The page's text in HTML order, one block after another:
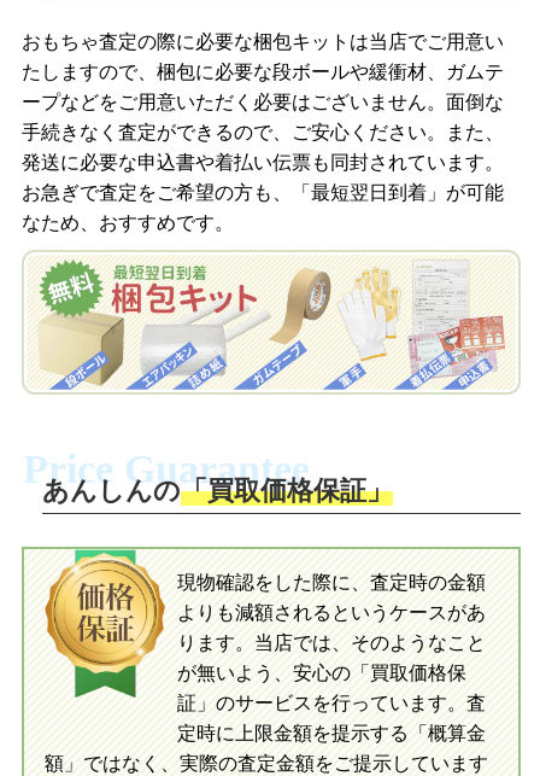
商品を撮影して、査定フォームから画像
を送信します。
梱包キットをメールで申し込み
査定結果をメールで確認し、梱包キット
を申し込みます。梱包キットは送料無料
でお届けします。
自宅でおもちゃを発送・梱包
梱包キットに同封する発送ガイドの手順
送。当店へ無料で発送いただけます。
入金完了
当店に査定したおもちゃがご到着後、ご
指定の口座に即日入金可能です。
買取の流れ 写真の撮影方法
「ジョニージョイLINE査定」を友だちに
追加し、スマートフォンなどのカメラで
撮影したおもちゃの写真をトーク中に送
信します。
梱包キットをLINEで申し込み
査定結果をLINEで確認し、梱包キットを
申し込みます。梱包キットは送料無料で
お届けします。
自宅でおもちゃを発送・梱包
ださい。お電話にて集荷依頼を行い発
送。当店へ無料で発送いただけます。
当店に査定したおもちゃがご到着後、ご
指定の口座に即日入金可能です。
初めての方へ LINE査定の流れ 写真の撮影方法
おもちゃ査定の際に必要な梱包キットは当店でご用意い
たしますので、梱包に必要な段ボールや緩衝材、ガムテ
ープなどをご用意いただく必要はございません。面倒な
手続きなく査定ができるので、ご安心ください。また、
発送に必要な申込書や着払い伝票も同封されています。
お急ぎで査定をご希望の方も、「最短翌日到着」が可能
なため、おすすめです。
Price Guarantee
あんしんの「買取価格保証」
現物確認をした際に、査定時の金額
よりも減額されるというケースがあ
ります。当店では、そのようなこと
が無いよう、安心の「買取価格保
証」のサービスを行っています。査
定時に上限金額を提示する「概算金
額」ではなく、実際の査定金額をご提示しています